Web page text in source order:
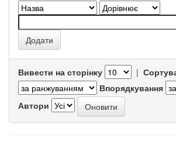
Вивести на сторінку |
Впорядкування
Автори